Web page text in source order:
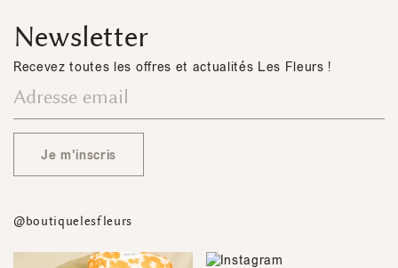
Newsletter
Recevez toutes les offres et actualités Les Fleurs !
Je m'inscris
@boutiquelesfleurs